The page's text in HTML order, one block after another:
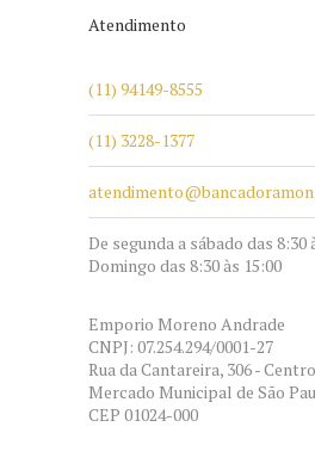
Atendimento
(11) 94149-8555
(11) 3228-1377
De segunda a sábado das 8:30
Domingo das 8:30 às 15:00
Emporio Moreno Andrade
CNPJ: 07.254.294/0001-27
Rua da Cantareira, 306 -
Mercado Municipal de São
CEP 01024-000